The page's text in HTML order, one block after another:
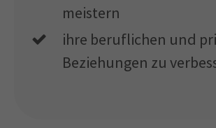
meistern
ihre beruflichen und
Beziehungen zu